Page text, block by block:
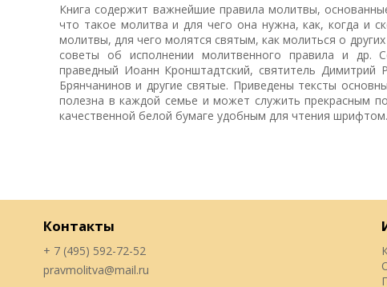
Книга содержит важнейшие правила молитвы,
что такое молитва и для чего она нужна, как, когда и
молитвы, для чего молятся святым, как молиться о
советы об исполнении молитвенного правила и др.
праведный Иоанн Кронштадтский, святитель Димитрий
Брянчанинов и другие святые. Приведены тексты
полезна в каждой семье и может служить прекрасным
качественной белой бумаге удобным для чтения шрифтом.
Контакты
+ 7 (495) 592-72-52
pravmolitva@mail.ru